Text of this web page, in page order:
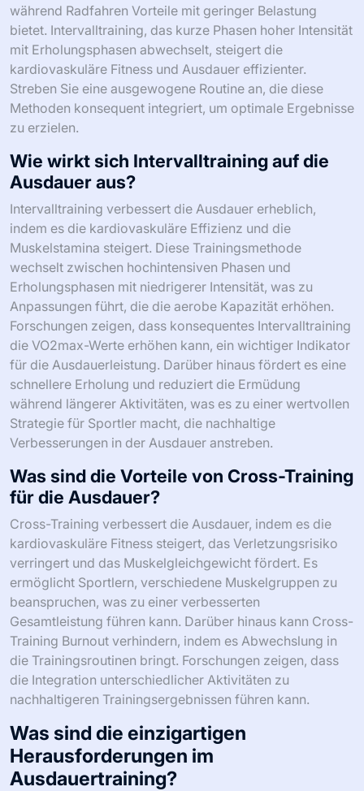
während Radfahren Vorteile mit geringer Belastung
bietet. Intervalltraining, das kurze Phasen hoher Intensität
mit Erholungsphasen abwechselt, steigert die
kardiovaskuläre Fitness und Ausdauer effizienter.
Streben Sie eine ausgewogene Routine an, die diese
Methoden konsequent integriert, um optimale Ergebnisse
zu erzielen.
Wie wirkt sich Intervalltraining auf die
Ausdauer aus?
Intervalltraining verbessert die Ausdauer erheblich,
indem es die kardiovaskuläre Effizienz und die
Muskelstamina steigert. Diese Trainingsmethode
wechselt zwischen hochintensiven Phasen und
Erholungsphasen mit niedrigerer Intensität, was zu
Anpassungen führt, die die aerobe Kapazität erhöhen.
Forschungen zeigen, dass konsequentes Intervalltraining
die VO2max-Werte erhöhen kann, ein wichtiger Indikator
für die Ausdauerleistung. Darüber hinaus fördert es eine
schnellere Erholung und reduziert die Ermüdung
während längerer Aktivitäten, was es zu einer wertvollen
Strategie für Sportler macht, die nachhaltige
Verbesserungen in der Ausdauer anstreben.
Was sind die Vorteile von Cross-Training
für die Ausdauer?
Cross-Training verbessert die Ausdauer, indem es die
kardiovaskuläre Fitness steigert, das Verletzungsrisiko
verringert und das Muskelgleichgewicht fördert. Es
ermöglicht Sportlern, verschiedene Muskelgruppen zu
beanspruchen, was zu einer verbesserten
Gesamtleistung führen kann. Darüber hinaus kann Cross-
Training Burnout verhindern, indem es Abwechslung in
die Trainingsroutinen bringt. Forschungen zeigen, dass
die Integration unterschiedlicher Aktivitäten zu
nachhaltigeren Trainingsergebnissen führen kann.
Was sind die einzigartigen
Herausforderungen im
Ausdauertraining?